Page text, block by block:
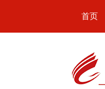
首页